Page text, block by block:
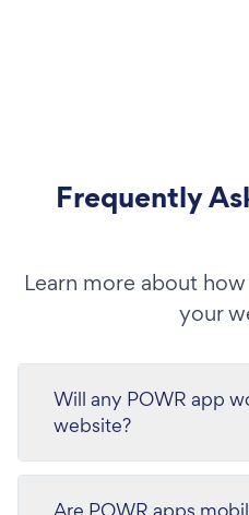
Frequently
Learn more about
your
Will any POWR app
website?